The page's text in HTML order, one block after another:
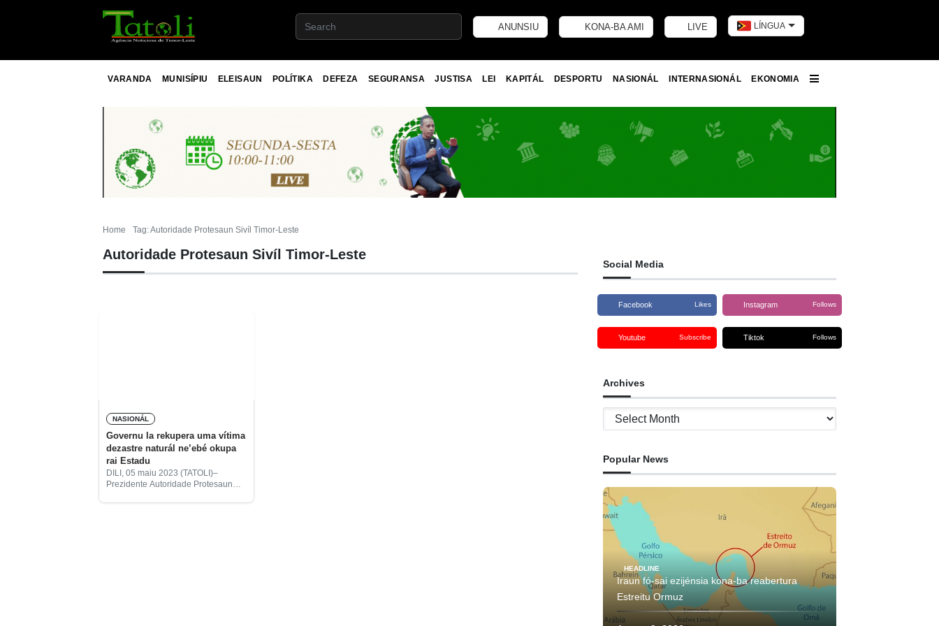
ANUNSIU KONA-BA AMI LIVE LÍNGUA
VARANDA MUNISÍPIU ELEISAUN POLÍTIKA DEFEZA SEGURANSA JUSTISA LEI KAPITÁL DESPORTU NASIONÁL INTERNASIONÁL
EKONOMIA
Home Tag: Autoridade Protesaun Sivíl Timor-Leste
Autoridade Protesaun Sivíl Timor-Leste
NASIONÁL
Governu la rekupera uma vítima
dezastre naturál ne’ebé okupa
rai Estadu
DILI, 05 maiu 2023 (TATOLI)–
Prezidente Autoridade Protesaun
Social Media
Facebook Likes Instagram Follows
Youtube Subscribe Tiktok Follows
Archives
Archives
Popular News
HEADLINE
Iraun fó-sai ezijénsia kona-ba reabertura
Estreitu Ormuz